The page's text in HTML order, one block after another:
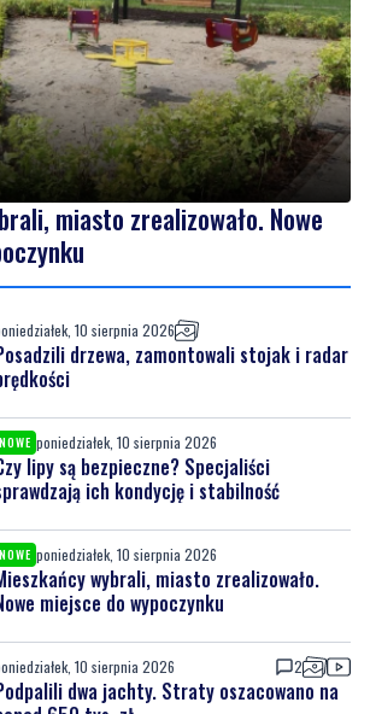
miasto zrealizowało. Nowe
10 sierpnia 2026
drzewa, zamontowali stojak i radar
NOWE poniedziałek, 10 sierpnia 2026
lipy są bezpieczne? Specjaliści
ich kondycję i stabilność
NOWE poniedziałek, 10 sierpnia 2026
wybrali, miasto zrealizowało.
miejsce do wypoczynku
10 sierpnia 2026 2
dwa jachty. Straty oszacowano na